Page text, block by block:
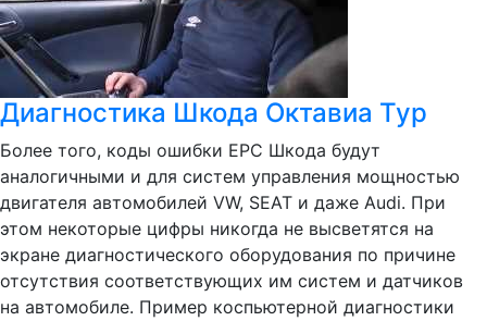
Диагностика Шкода Октавиа Тур
Более того, коды ошибки EPC Шкода будут
аналогичными и для систем управления мощностью
двигателя автомобилей VW, SEAT и даже Audi. При
этом некоторые цифры никогда не высветятся на
экране диагностического оборудования по причине
отсутствия соответствующих им систем и датчиков
на автомобиле. Пример коспьютерной диагностики